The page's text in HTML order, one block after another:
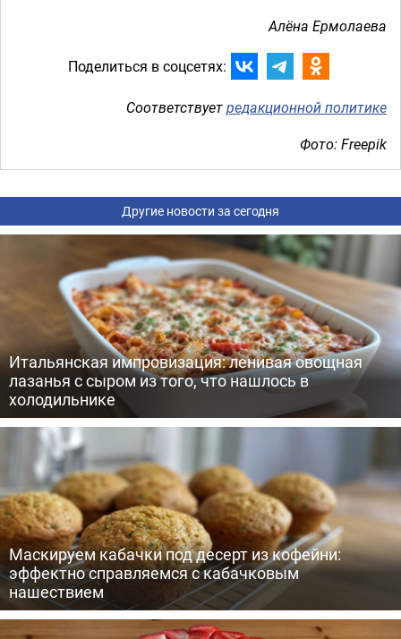
Алёна Ермолаева
Поделиться в соцсетях:
Соответствуетредакционной политике
Фото: Freepik
Другие новости за сегодня
Итальянская импровизация: ленивая овощная
лазанья с сыром из того, что нашлось в
холодильнике
Маскируем кабачки под десерт из кофейни:
эффектно справляемся с кабачковым
нашествием